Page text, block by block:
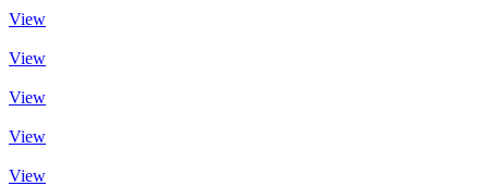
View
View
View
View
View